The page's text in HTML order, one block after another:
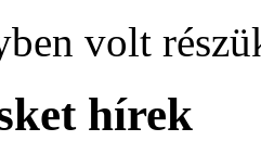
volt
hírek